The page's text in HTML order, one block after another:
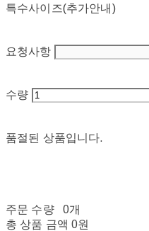
특수사이즈(추가안내)
요청사항
수량
품절된 상품입니다.
주문 수량
0개
총 상품 금액 0원